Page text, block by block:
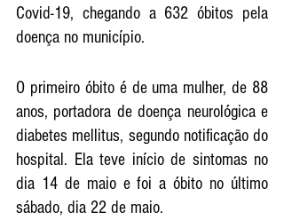
Covid-19, chegando a 632 óbitos pela
doença no município.
O primeiro óbito é de uma mulher, de 88
anos, portadora de doença neurológica e
diabetes mellitus, segundo notificação do
hospital. Ela teve início de sintomas no
dia 14 de maio e foi a óbito no último
sábado, dia 22 de maio.